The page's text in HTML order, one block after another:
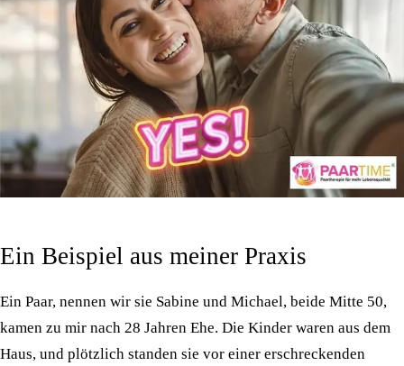
Ein Beispiel aus meiner Praxis
Ein Paar, nennen wir sie Sabine und Michael, beide Mitte 50,
kamen zu mir nach 28 Jahren Ehe. Die Kinder waren aus dem
Haus, und plötzlich standen sie vor einer erschreckenden